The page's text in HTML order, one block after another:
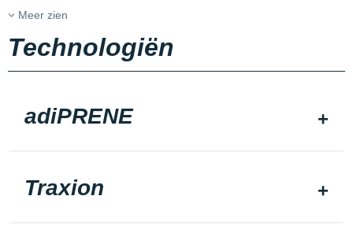
Meer zien
Technologiën
adiPRENE
Traxion